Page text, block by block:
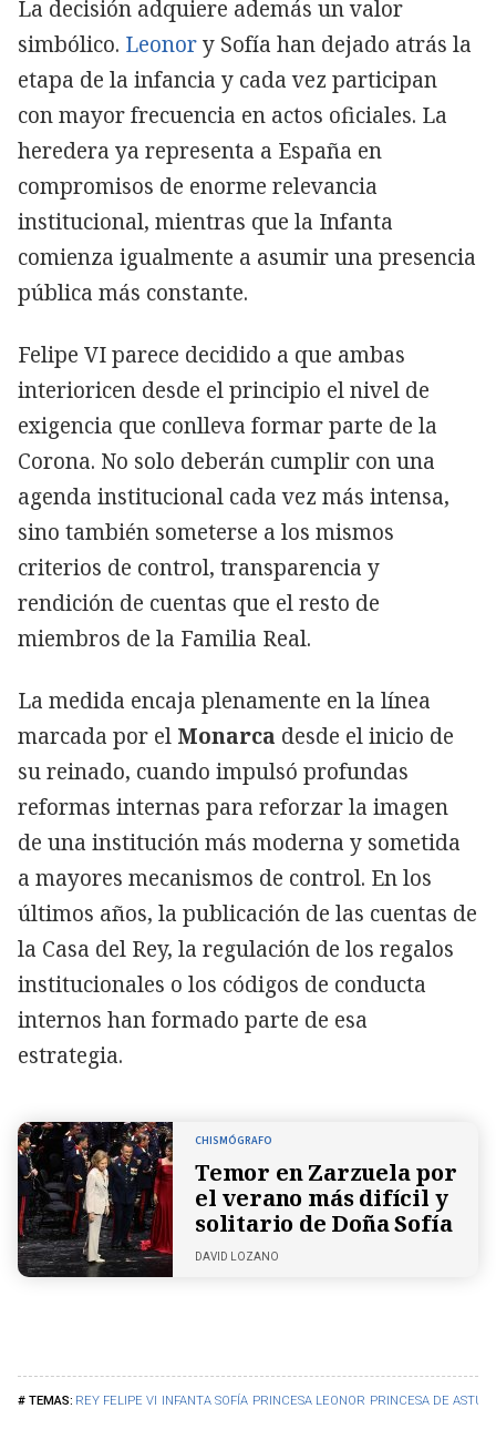
REY FELIPE VI INFANTA SOFÍA PRINCESA LEONOR PRINCESA DE
La decisión adquiere además un valor
simbólico. Leonory Sofía han dejado atrás la
etapa de la infancia y cada vez participan
con mayor frecuencia en actos oficiales. La
heredera ya representa a España en
compromisos de enorme relevancia
institucional, mientras que la Infanta
comienza igualmente a asumir una presencia
pública más constante.
Felipe VI parece decidido a que ambas
interioricen desde el principio el nivel de
exigencia que conlleva formar parte de la
Corona. No solo deberán cumplir con una
agenda institucional cada vez más intensa,
sino también someterse a los mismos
criterios de control, transparencia y
rendición de cuentas que el resto de
miembros de la Familia Real.
La medida encaja plenamente en la línea
marcada por el Monarca desde el inicio de
su reinado, cuando impulsó profundas
reformas internas para reforzar la imagen
de una institución más moderna y sometida
a mayores mecanismos de control. En los
últimos años, la publicación de las cuentas de
la Casa del Rey, la regulación de los regalos
institucionales o los códigos de conducta
internos han formado parte de esa
estrategia.
CHISMÓGRAFO
Temor en Zarzuela por
el verano más difícil y
solitario de Doña Sofía
DAVID LOZANO